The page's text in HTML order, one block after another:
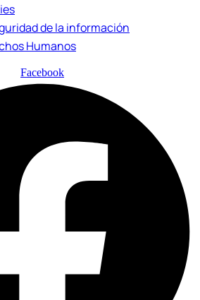
de la información
Humanos
Facebook